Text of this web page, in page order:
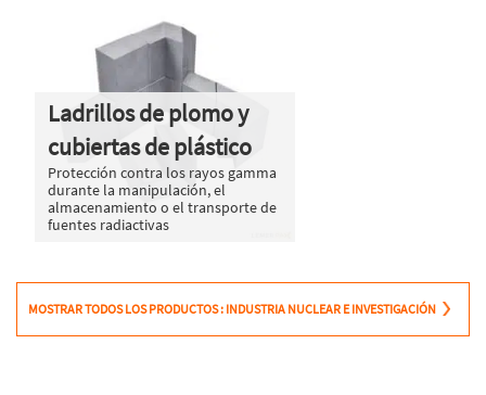
Ladrillos de plomo y
cubiertas de plástico
Protección contra los rayos gamma
durante la manipulación, el
almacenamiento o el transporte de
fuentes radiactivas
MOSTRAR TODOS LOS PRODUCTOS : INDUSTRIA NUCLEAR E INVESTIGACIÓN